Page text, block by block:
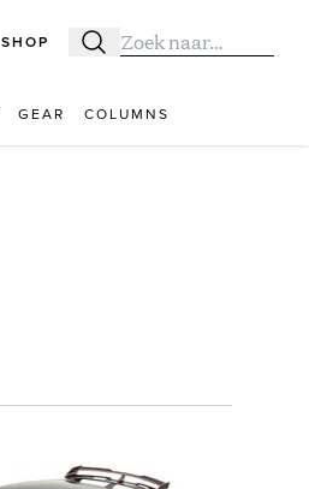
SHOP Zoeken
Zoek naar:
GEAR COLUMNS